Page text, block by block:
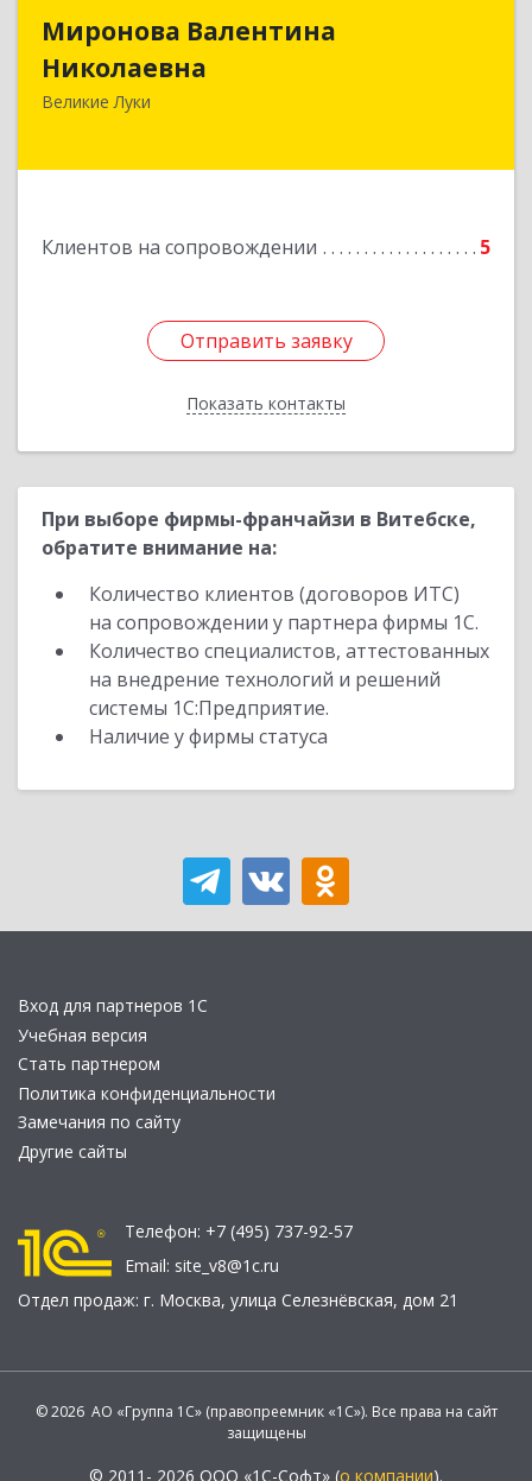
Миронова Валентина
Николаевна
Великие Луки
Клиентов на сопровождении 5
Отправить заявку
Показать контакты
Николаевна
Отправить заявку
Назад
При выборе фирмы-франчайзи в Витебске,
обратите внимание на:
Количество клиентов (договоров ИТС)
на сопровождении у партнера фирмы 1С.
Количество специалистов, аттестованных
на внедрение технологий и решений
системы 1С:Предприятие.
Наличие у фирмы статуса
Вход для партнеров 1С
Учебная версия
Стать партнером
Политика конфиденциальности
Замечания по сайту
Другие сайты
Телефон: +7 (495) 737-92-57
Email: site_v8@1c.ru
Отдел продаж: г. Москва, улица Селезнёвская, дом 21
© 2026 АО «Группа 1С» (правопреемник «1С»). Все права на сайт
защищены
© 2011- 2026 ООО «1С-Софт» (о компании).